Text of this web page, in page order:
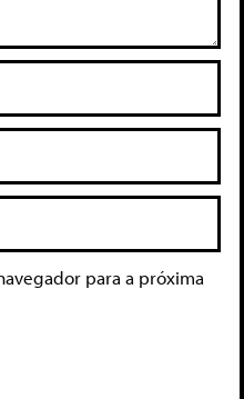
para a próxima